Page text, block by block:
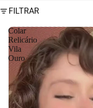
FILTRAR
Colar
Relicário
Vila
Ouro